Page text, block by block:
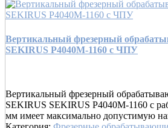
Вертикальный фрезерный
SEKIRUS P4040M-1160 с ЧПУ
Вертикальный фрезерный
SEKIRUS SEKIRUS P4040M-1160 с
мм имеет максимально допустимую